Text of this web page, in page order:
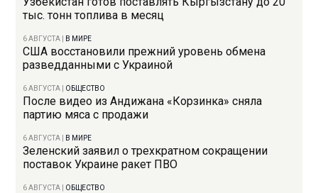
тыс. тонн топлива в месяц
6 АВГУСТА В МИРЕ
США восстановили прежний уровень обмена
разведданными с Украиной
6 АВГУСТА ОБЩЕСТВО
После видео из Андижана «Корзинка» сняла
партию мяса с продажи
6 АВГУСТА В МИРЕ
Зеленский заявил о трехкратном сокращении
поставок Украине ракет ПВО
6 АВГУСТА ОБЩЕСТВО